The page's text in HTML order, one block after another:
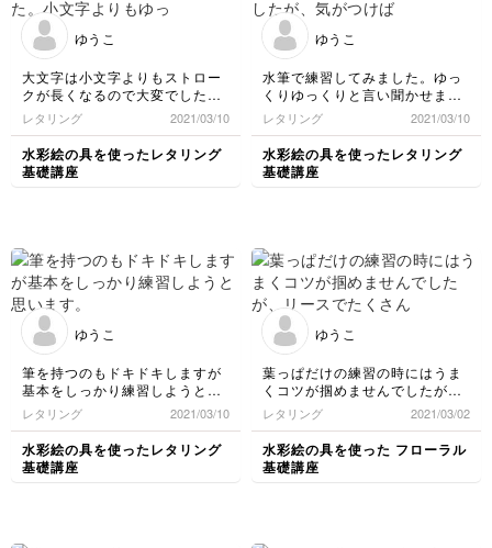
ゆうこ
大文字は小文字よりもストロー
クが長くなるので大変でした。
小文字よりもゆっくり書くのが
より大変でした(/ω＼)
レタリング 2021/03/10
水彩絵の具を使ったレタリング
基礎講座
ゆうこ
水筆で練習してみました。ゆっ
くりゆっくりと言い聞かせまし
たが、気がつけば早くなり、線
が太くなったりしました。
ポイントをわかりやすく教えて
くださってありがとうございま
す。
レタリング 2021/03/10
水彩絵の具を使ったレタリング
基礎講座
ゆうこ
筆を持つのもドキドキしますが
基本をしっかり練習しようと思
います。
レタリング 2021/03/10
水彩絵の具を使ったレタリング
基礎講座
ゆうこ
葉っぱだけの練習の時にはうま
くコツが掴めませんでしたが、
リースでたくさん葉っぱを書い
ているうちに少しずつポイント
がわかってきました。失敗も多
いですが、大人になって出来る
ことが増えるのは楽しいです。
レタリング 2021/03/02
水彩絵の具を使った フローラル
基礎講座